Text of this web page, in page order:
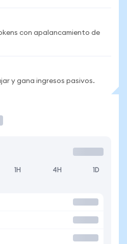
con apalancamiento de
y gana ingresos pasivos.
1H 4H 1D